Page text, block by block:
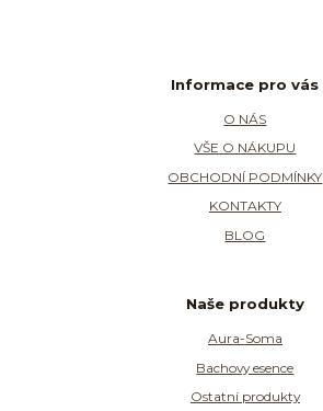
Informace pro vás
O NÁS
VŠE O NÁKUPU
OBCHODNÍ PODMÍNKY
KONTAKTY
BLOG
Naše produkty
Aura-Soma
Bachovy esence
Ostatní produkty